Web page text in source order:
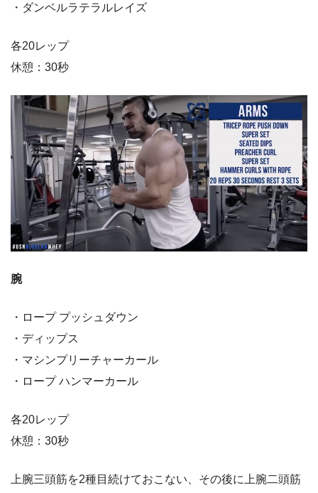
・ダンベルラテラルレイズ
各20レップ
休憩：30秒
腕
・ロープ プッシュダウン
・ディップス
・マシンプリーチャーカール
・ロープ ハンマーカール
各20レップ
休憩：30秒
上腕三頭筋を2種目続けておこない、その後に上腕二頭筋